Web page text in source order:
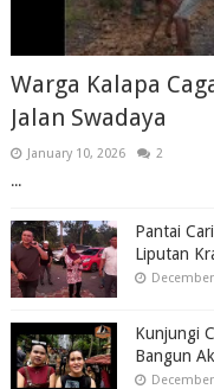
Warga Kalapa
Jalan Swadaya
January 10, 2026 2
...
Pantai
Liputan
Kunjungi
Bangun